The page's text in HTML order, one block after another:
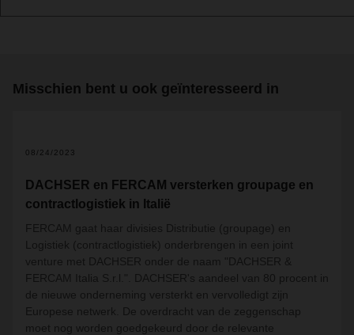
Misschien bent u ook geïnteresseerd in
08/24/2023
DACHSER en FERCAM versterken groupage en
contractlogistiek in Italië
FERCAM gaat haar divisies Distributie (groupage) en
Logistiek (contractlogistiek) onderbrengen in een joint
venture met DACHSER onder de naam "DACHSER &
FERCAM Italia S.r.l.". DACHSER's aandeel van 80 procent in
de nieuwe onderneming versterkt en vervolledigt zijn
Europese netwerk. De overdracht van de zeggenschap
moet nog worden goedgekeurd door de relevante